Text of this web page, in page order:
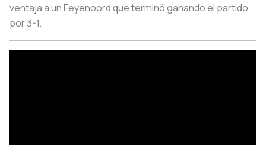
ventaja a un Feyenoord que terminó ganando el partido
por 3-1.